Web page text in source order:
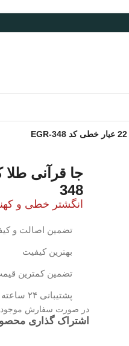
348
انگشتر خطی و
تضمین اصالت و
بهترین کیفیت
تضمین کمترین
پشتیبانی ۲۴ ساعته
در صورت سفارش موجود
اشتراک گذاری